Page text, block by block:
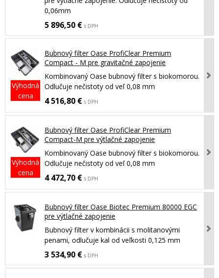
0,06mm
5 896,50 € s DPH
Výhodná
cena
Bubnový filter Oase ProfiClear Premium
Compact - M pre gravitačné zapojenie
Kombinovaný Oase bubnový filter s biokomorou.
Odlučuje nečistoty od veľ 0,08 mm
4 516,80 € s DPH
Výhodná
cena
Bubnový filter Oase ProfiClear Premium
Compact-M pre výtlačné zapojenie
Kombinovaný Oase bubnový filter s biokomorou.
Odlučuje nečistoty od veľ 0,08 mm
4 472,70 € s DPH
Bubnový filter Oase Biotec Premium 80000 EGC
pre výtlačné zapojenie
Bubnový filter v kombinácii s molitanovými
penami, odlučuje kal od veľkosti 0,125 mm
3 534,90 € s DPH